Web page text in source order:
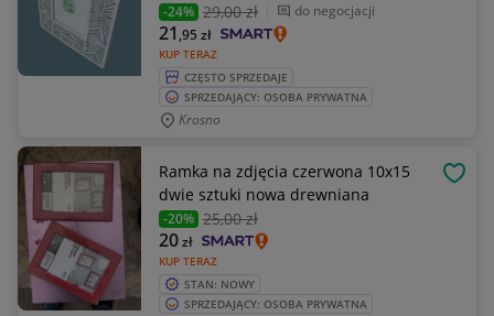
-24% 29,00 zł do negocjacji
KUP TERAZ
21 ,95 zł
CZĘSTO SPRZEDAJE
SPRZEDAJĄCY: OSOBA PRYWATNA
Krosno
Ramka na zdjęcia czerwona 10x15
dwie sztuki nowa drewniana
-20% 25,00 zł
KUP TERAZ
20zł
STAN: NOWY
SPRZEDAJĄCY: OSOBA PRYWATNA